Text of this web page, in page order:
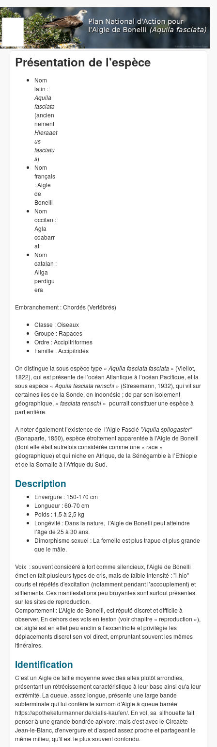
Aller au contenu principal
www.aigledebonelli.org
Présentation de l'espèce
Nom
latin :
Aquila
fasciata
(ancien
nement
Hieraaet
us
fasciatu
s)
Nom
français
: Aigle
de
Bonelli
Nom
occitan :
Agla
coabarr
at
Nom
catalan :
Aliga
perdigu
era
Embranchement : Chordés (Vertébrés)
Classe : Oiseaux
Groupe : Rapaces
Ordre : Accipitriformes
Famille : Accipitridés
On distingue la sous espèce type « Aquila fasciata fasciata » (Viellot,
1822), qui est présente de l’océan Atlantique à l’océan Pacifique, et la
sous espèce « Aquila fasciata renschi » (Stresemann, 1932), qui vit sur
certaines îles de la Sonde, en Indonésie ; de par son isolement
géographique, « fasciata renschi » pourrait constituer une espèce à
part entière.
A noter également l’existence de l’Aigle Fascié "Aquila spilogaster"
(Bonaparte, 1850), espèce étroitement apparentée à l’Aigle de Bonelli
(dont elle était autrefois considérée comme une « race »
géographique) et qui niche en Afrique, de la Sénégambie à l’Ethiopie
et de la Somalie à l’Afrique du Sud.
Description
Envergure : 150-170 cm
Longueur : 60-70 cm
Poids : 1,5 à 2,5 kg
Longévité : Dans la nature, l’Aigle de Bonelli peut atteindre
l’âge de 25 à 30 ans.
Dimorphisme sexuel : La femelle est plus trapue et plus grande
que le mâle.
Voix : souvent considéré à tort comme silencieux, l'Aigle de Bonelli
émet en fait plusieurs types de cris, mais de faible intensité : "i-hio"
courts et répétés d'excitation (notamment pendant l’accouplement) et
sifflements. Ces manifestations peu bruyantes sont surtout présentes
sur les sites de reproduction.
Comportement : L’Aigle de Bonelli, est réputé discret et difficile à
observer. En dehors des vols en feston (voir chapitre « reproduction »),
cet aigle est en effet peu enclin à l’excentricité et privilégie les
déplacements discret sen vol direct, empruntant souvent les mêmes
itinéraires.
Identification
C’est un Aigle de taille moyenne avec des ailes plutôt arrondies,
présentant un rétrécissement caractéristique à leur base ainsi qu'a leur
extrémité. La queue, assez longue, présente une large bande
subterminale qui lui confère le surnom d’Aigle à queue barrée
https://apothekefurmanner.de/cialis-kaufen/. En vol, sa silhouette fait
penser à une grande bondrée apivore; mais c'est avec le Circaète
Jean-le-Blanc, d'envergure et d’aspect assez proche et partageant le
même milieu, qu'il est le plus souvent confondu.